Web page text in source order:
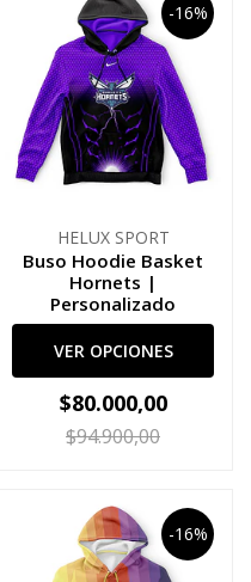
-16%
HELUX SPORT
Buso Hoodie Basket
Hornets |
Personalizado
VER OPCIONES
$80.000,00
$94.900,00
-16%